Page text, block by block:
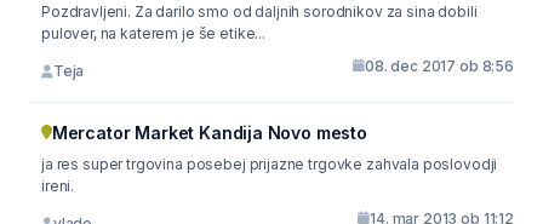
Pozdravljeni. Za darilo smo od daljnih sorodnikov za sina dobili
pulover, na katerem je še etike...
Teja 08. dec 2017 ob 8:56
Mercator Market Kandija Novo mesto
ja res super trgovina posebej prijazne trgovke zahvala poslovodji
ireni.
14. mar 2013 ob 11:12